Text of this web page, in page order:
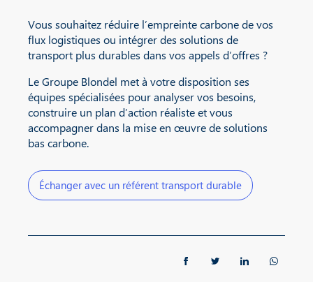
Vous souhaitez réduire l’empreinte carbone de vos
flux logistiques ou intégrer des solutions de
transport plus durables dans vos appels d’offres ?
Le Groupe Blondel met à votre disposition ses
équipes spécialisées pour analyser vos besoins,
construire un plan d’action réaliste et vous
accompagner dans la mise en œuvre de solutions
bas carbone.
Échanger avec un référent transport durable